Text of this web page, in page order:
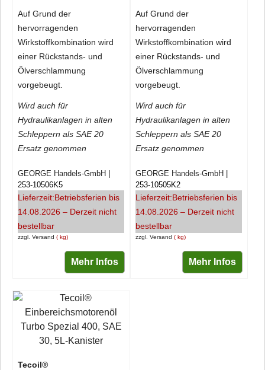
Auf Grund der
hervorragenden
Wirkstoffkombination wird
einer Rückstands- und
Ölverschlammung
vorgebeugt.
Wird auch für
Hydraulikanlagen in alten
Schleppern als SAE 20
Ersatz genommen
zzgl. Versand kg
GEORGE Handels-GmbH
253-10506K5
Lieferzeit:Betriebsferien bis
14.08.2026 – Derzeit nicht
bestellbar
Mehr Infos
Auf Grund der
hervorragenden
Wirkstoffkombination wird
einer Rückstands- und
Ölverschlammung
vorgebeugt.
Wird auch für
Hydraulikanlagen in alten
Schleppern als SAE 20
Ersatz genommen
zzgl. Versand kg
GEORGE Handels-GmbH
253-10505K2
Lieferzeit:Betriebsferien bis
14.08.2026 – Derzeit nicht
bestellbar
Mehr Infos
Tecoil®